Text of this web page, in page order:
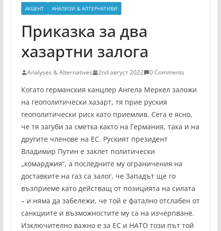
АКЦЕНТ АНАЛИЗИ & АЛТЕРНАТИВИ
Приказка за два
хазартни залога
Analyses & Alternatives 2nd август 2022 0 Comments
Когато германския канцлер Ангела Меркел заложи
на геополитически хазарт, тя прие руския
геополитически риск като приемлив. Сега е ясно,
че тя загуби за сметка както на Германия, така и на
другите членове на ЕС. Руският президент
Владимир Путин е заклет политически
„комарджия“, а последните му ограничения на
доставките на газ са залог, че Западът ще го
възприеме като действащ от позицията на силата
– и няма да забележи, че той е фатално отслабен от
санкциите и възможностите му са на изчерпване.
Изключително важно е за ЕС и НАТО този път той